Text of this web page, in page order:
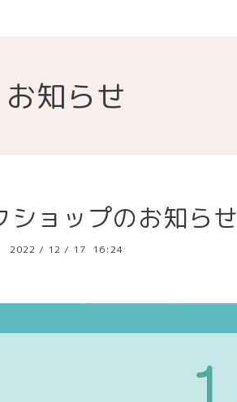
お知らせ
ショップのお知らせ
2022 / 12 / 17 16:24